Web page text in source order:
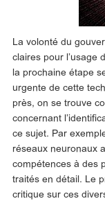
La volonté du
claires pour l’usage
la prochaine étape
urgente de cette
près, on se trouve
concernant
ce sujet. Par
réseaux neuronaux
compétences à des
traités en détail. Le
critique sur ces